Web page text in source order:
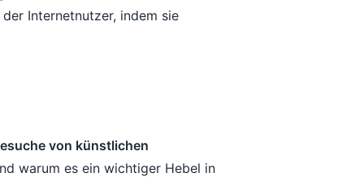
Internetnutzer, indem sie
von künstlichen
warum es ein wichtiger Hebel in